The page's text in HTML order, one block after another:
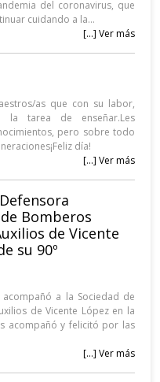
del coronavirus, que
cuidando a la...
[...] Ver más
as que con su labor,
la tarea de enseñar.Les
pero sobre todo
día!
[...] Ver más
Bomberos
de Vicente
su 90º
a la Sociedad de
de Vicente López en la
acompañó y felicitó por las
[...] Ver más